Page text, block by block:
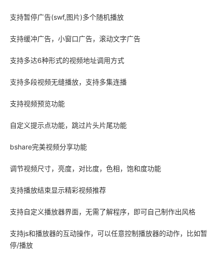
支持暂停广告(swf,图片)多个随机播放
支持缓冲广告，小窗口广告，滚动文字广告
支持多达6种形式的视频地址调用方式
支持多段视频无缝播放，支持多集连播
支持视频预览功能
自定义提示点功能，跳过片头片尾功能
bshare完美视频分享功能
调节视频尺寸，亮度，对比度，色相，饱和度功能
支持播放结束显示精彩视频推荐
支持自定义播放器界面，无需了解程序，即可自己制作出风格
支持js和播放器的互动操作，可以任意控制播放器的动作，比如暂
停/播放